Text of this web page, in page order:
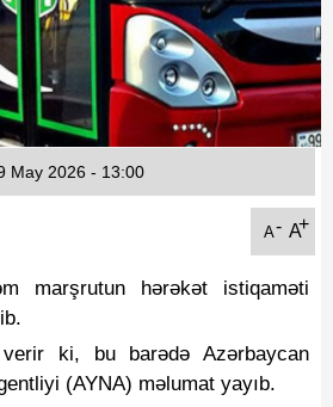
A- A+
May 2026 - 13:00
marşrutun hərəkət istiqaməti
ki, bu barədə Azərbaycan
(AYNA) məlumat yayıb.